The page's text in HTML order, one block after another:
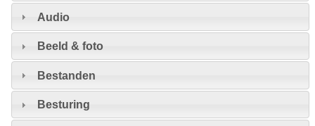
Audio
Beeld & foto
Bestanden
Besturing